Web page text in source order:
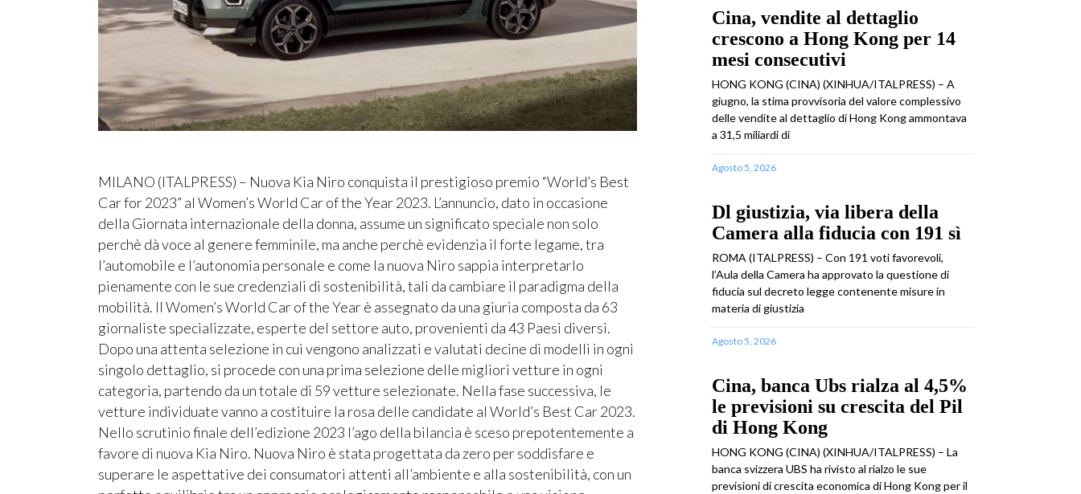
MILANO (ITALPRESS) – Nuova Kia Niro conquista il prestigioso premio “World’s Best
Car for 2023” al Women’s World Car of the Year 2023. L’annuncio, dato in occasione
della Giornata internazionale della donna, assume un significato speciale non solo
perchè dà voce al genere femminile, ma anche perchè evidenzia il forte legame, tra
l’automobile e l’autonomia personale e come la nuova Niro sappia interpretarlo
pienamente con le sue credenziali di sostenibilità, tali da cambiare il paradigma della
mobilità. Il Women’s World Car of the Year è assegnato da una giuria composta da 63
giornaliste specializzate, esperte del settore auto, provenienti da 43 Paesi diversi.
Dopo una attenta selezione in cui vengono analizzati e valutati decine di modelli in ogni
singolo dettaglio, si procede con una prima selezione delle migliori vetture in ogni
categoria, partendo da un totale di 59 vetture selezionate. Nella fase successiva, le
vetture individuate vanno a costituire la rosa delle candidate al World’s Best Car 2023.
Nello scrutinio finale dell’edizione 2023 l’ago della bilancia è sceso prepotentemente a
favore di nuova Kia Niro. Nuova Niro è stata progettata da zero per soddisfare e
superare le aspettative dei consumatori attenti all’ambiente e alla sostenibilità, con un
Cina, vendite al dettaglio
crescono a Hong Kong per 14
mesi consecutivi
HONG KONG (CINA) (XINHUA/ITALPRESS) – A
giugno, la stima provvisoria del valore complessivo
delle vendite al dettaglio di Hong Kong ammontava
a 31,5 miliardi di
Agosto 5, 2026
Dl giustizia, via libera della
Camera alla fiducia con 191 sì
ROMA (ITALPRESS) – Con 191 voti favorevoli,
l’Aula della Camera ha approvato la questione di
fiducia sul decreto legge contenente misure in
materia di giustizia
Agosto 5, 2026
Cina, banca Ubs rialza al 4,5%
le previsioni su crescita del Pil
di Hong Kong
HONG KONG (CINA) (XINHUA/ITALPRESS) – La
banca svizzera UBS ha rivisto al rialzo le sue
previsioni di crescita economica di Hong Kong per il